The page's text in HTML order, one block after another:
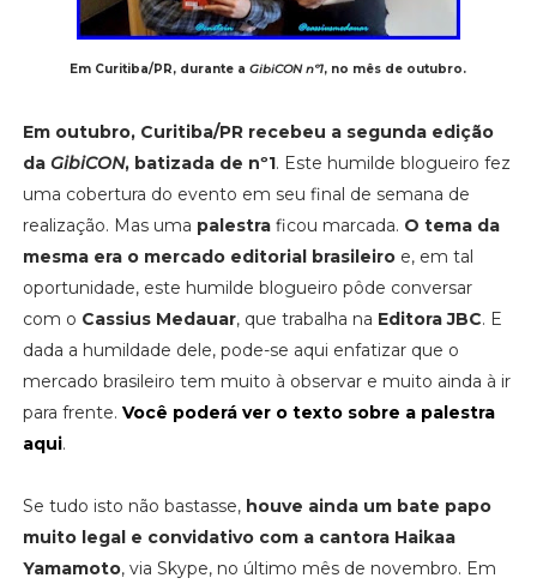
Em Curitiba/PR, durante aGibiCON nº1, no mês de outubro.
Em outubro, Curitiba/PR recebeu a segunda edição
da GibiCON, batizada de nº1. Este humilde blogueiro fez
uma cobertura do evento em seu final de semana de
realização. Mas uma palestraficou marcada. O tema da
mesma era o mercado editorial brasileiroe, em tal
oportunidade, este humilde blogueiro pôde conversar
com o Cassius Medauar, que trabalha na Editora JBC. E
dada a humildade dele, pode-se aqui enfatizar que o
mercado brasileiro tem muito à observar e muito ainda à ir
para frente. Você poderá ver o texto sobre a palestra
aqui.
Se tudo isto não bastasse, houve ainda um bate papo
muito legal e convidativo com a cantora Haikaa
Yamamoto, via Skype, no último mês de novembro. Em